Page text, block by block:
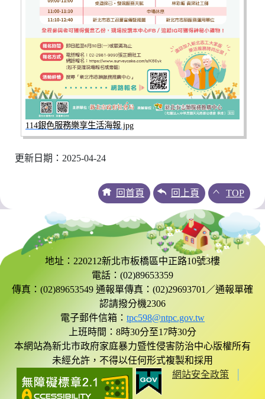
114銀色服務樂享生活海報.jpg
更新日期：2025-04-24
回首頁 回上頁 TOP
地址：220212新北市板橋區中正路10號3樓
電話：(02)89653359
傳真：(02)89653549 通報單傳真：(02)29693701／通報單確
認請撥分機2306
電子郵件信箱： tpc598@ntpc.gov.tw
上班時間：8時30分至17時30分
本網站為新北市政府家庭暴力暨性侵害防治中心版權所有
未經允許，不得以任何形式複製和採用
網站安全政策